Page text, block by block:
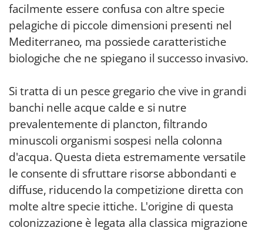
facilmente essere confusa con altre specie
pelagiche di piccole dimensioni presenti nel
Mediterraneo, ma possiede caratteristiche
biologiche che ne spiegano il successo invasivo.
Si tratta di un pesce gregario che vive in grandi
banchi nelle acque calde e si nutre
prevalentemente di plancton, filtrando
minuscoli organismi sospesi nella colonna
d'acqua. Questa dieta estremamente versatile
le consente di sfruttare risorse abbondanti e
diffuse, riducendo la competizione diretta con
molte altre specie ittiche. L'origine di questa
colonizzazione è legata alla classica migrazione